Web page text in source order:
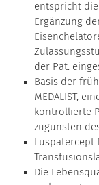
entspricht die
Ergänzung
der Pat.
Basis der
MEDALIST,
kontrollierte
zugunsten
Luspatercept
Die